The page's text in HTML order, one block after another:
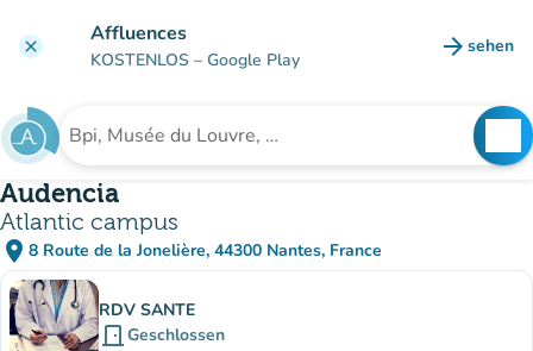
clear Affluences
KOSTENLOS – Google Play arrow_forward sehen
(new
Suche nach einer Einrichtung
Audencia
Atlantic campus
place 8 Route de la Jonelière, 44300 Nantes, France
(in Google Maps öffnen)
(new tab)
Unterinstitutionen
RDV SANTE
door_front Geschlossen